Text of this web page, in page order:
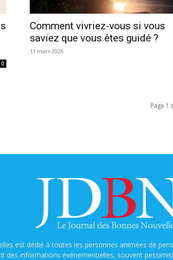
0
Comment vivriez-vous si vous
saviez que vous êtes guidé ?
11 mars 2026
Page 1
est dédié à toutes les personnes animées de
des informations événementielles, souvent